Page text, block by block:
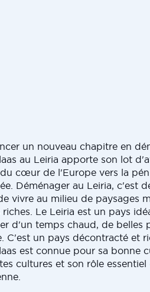
un nouveau chapitre en
au Leiria apporte son lot
cœur de l'Europe vers la
Déménager au Leiria, c'est
vivre au milieu de paysages
Le Leiria est un pays
d'un temps chaud, de belles
C'est un pays décontracté et
est connue pour sa bonne
cultures et son rôle